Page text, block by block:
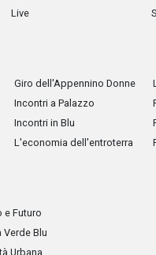
Live
Giro dell'Appennino Donne
Incontri a Palazzo
Incontri in Blu
L'economia dell'entroterra
e Futuro
Verde Blu
Urbana